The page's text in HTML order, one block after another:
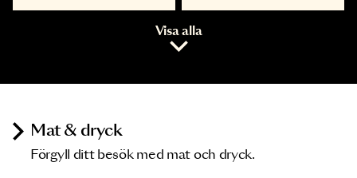
Visa alla
Mat & dryck
Förgyll ditt besök med mat och dryck.